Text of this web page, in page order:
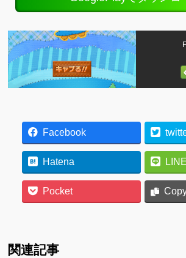
Facebook
Hatena LINE
Pocket
関連記事